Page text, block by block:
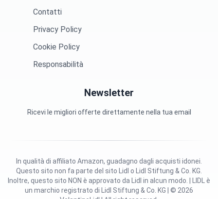
Contatti
Privacy Policy
Cookie Policy
Responsabilità
Newsletter
Ricevi le migliori offerte direttamente nella tua email
Questo sito non fa parte del sito Lidl o Lidl Stiftung & Co. KG.
Inoltre, questo sito NON è approvato da Lidl in alcun modo. | LIDL è
un marchio registrato di Lidl Stiftung & Co. KG | © 2026
In qualità di affiliato Amazon, guadagno dagli acquisti idonei.